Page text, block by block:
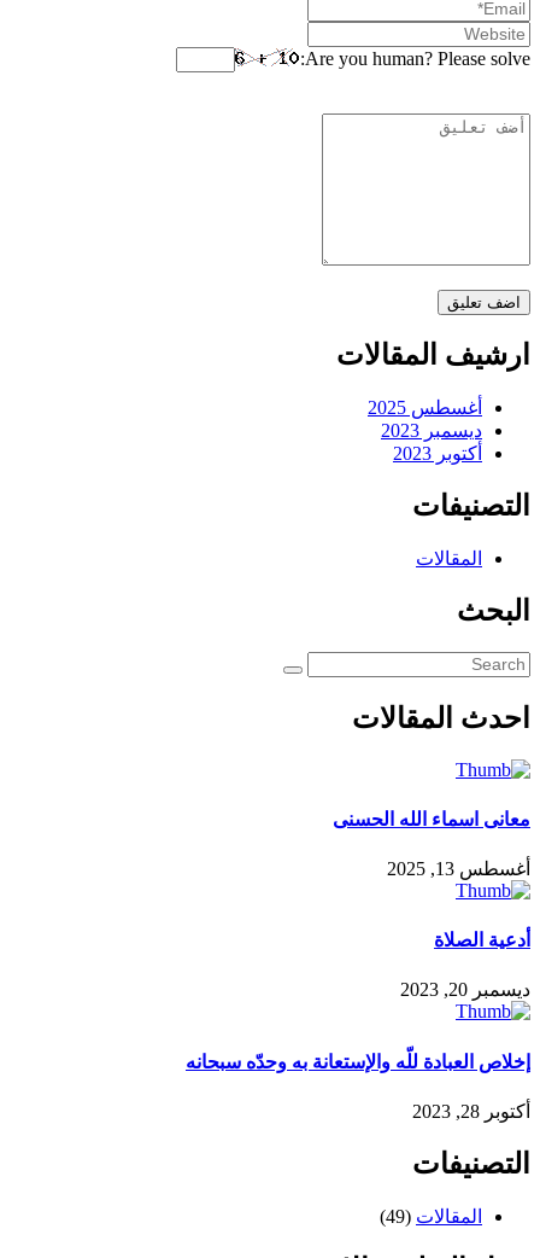
Are you human? Please solve:
ارشيف المقالات
أغسطس 2025
ديسمبر 2023
أكتوبر 2023
التصنيفات
المقالات
البحث
احدث المقالات
معانى اسماء الله الحسنى
أغسطس 13, 2025
أدعية الصلاة
ديسمبر 20, 2023
إخلاص العبادة للّه والإستعانة به وحدّه سبحانه
أكتوبر 28, 2023
التصنيفات
المقالات (49)